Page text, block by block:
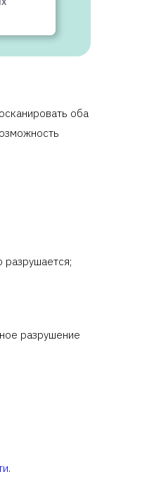
оба
разрушается;
разрушение
.